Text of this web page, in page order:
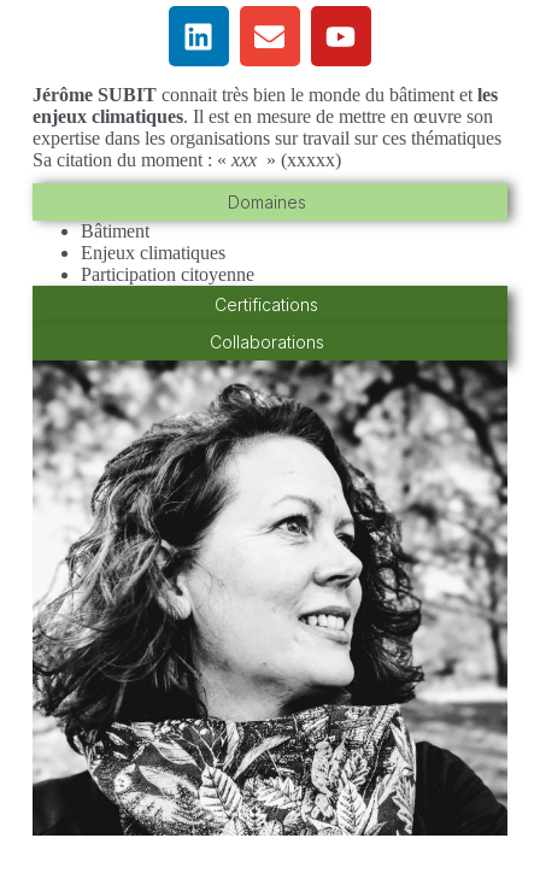
Jérôme SUBIT connait très bien le monde du bâtiment et les
enjeux climatiques. Il est en mesure de mettre en œuvre son
expertise dans les organisations sur travail sur ces thématiques
Sa citation du moment : « xxx » (xxxxx)
Domaines
Certifications
Collaborations
Bâtiment
Enjeux climatiques
Participation citoyenne